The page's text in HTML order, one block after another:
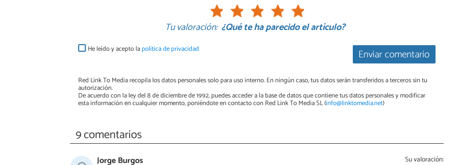
Tu valoración: ¿Qué te ha parecido el artículo?
Enviar comentario
He leído y acepto lapolítica de privacidad
Red Link To Media recopila los datos personales solo para uso interno. En ningún caso, tus datos serán transferidos a terceros sin tu
autorización.
De acuerdo con la ley del 8 de diciembre de 1992, puedes acceder a la base de datos que contiene tus datos personales y modificar
esta información en cualquier momento, poniéndote en contacto con Red Link To Media SL (info@linktomedia.net)
9 comentarios
Su valoración:
Jorge Burgos